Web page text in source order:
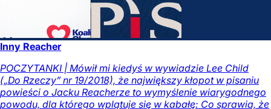
Inny Reacher
POCZYTANKI | Mówił mi kiedyś w wywiadzie Lee Child
(„Do Rzeczy” nr 19/2018), że największy kłopot w pisaniu
powieści o Jacku Reacherze to wymyślenie wiarygodnego
powodu, dla którego wplątuje się w kabałę: Co sprawia, że